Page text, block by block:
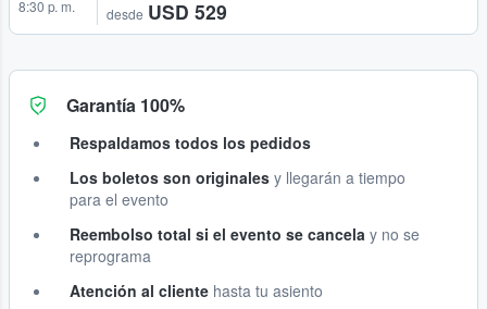
8:30 p. m.
desde USD 529
Garantía 100%
Respaldamos todos los pedidos
Los boletos son originales y llegarán a tiempo
para el evento
Reembolso total si el evento se cancela y no se
reprograma
Atención al cliente hasta tu asiento